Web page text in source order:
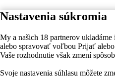
Nastavenia súkromia
My a našich 18 partnerov
alebo spravovať voľbou Prijať
Vaše rozhodnutie však zmení
Svoje nastavenia súhlasu môžete